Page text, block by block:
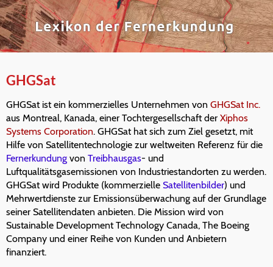
GHGSat
GHGSat ist ein kommerzielles Unternehmen von GHGSat Inc.
aus Montreal, Kanada, einer Tochtergesellschaft der Xiphos
Systems Corporation. GHGSat hat sich zum Ziel gesetzt, mit
Hilfe von Satellitentechnologie zur weltweiten Referenz für die
Fernerkundung von Treibhausgas- und
Luftqualitätsgasemissionen von Industriestandorten zu werden.
GHGSat wird Produkte (kommerzielle Satellitenbilder) und
Mehrwertdienste zur Emissionsüberwachung auf der Grundlage
seiner Satellitendaten anbieten. Die Mission wird von
Sustainable Development Technology Canada, The Boeing
Company und einer Reihe von Kunden und Anbietern
finanziert.